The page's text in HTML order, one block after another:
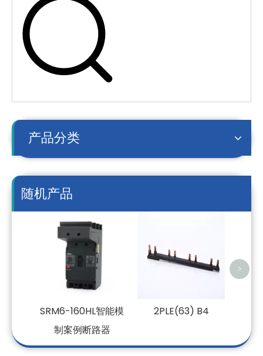
产品分类
随机产品
SRM6-160HL智能模
制案例断路器
2PLE(63) B4
>